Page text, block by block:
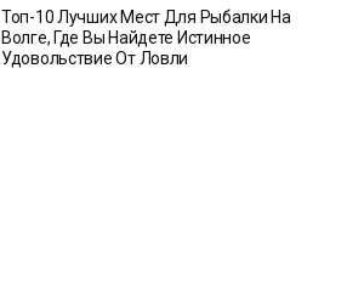
Топ-10 Лучших Мест Для Рыбалки На
Волге, Где Вы Найдете Истинное
Удовольствие От Ловли